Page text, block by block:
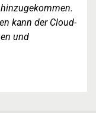
kann der Cloud-
und